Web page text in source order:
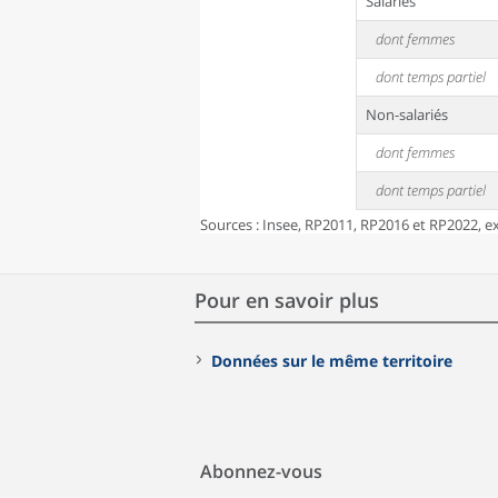
dont femmes
dont temps partiel
Non-salariés
dont femmes
dont temps partiel
Sources : Insee, RP2011, RP2016 et
Pour en savoir plus
Données sur le même territoire
Abonnez-vous